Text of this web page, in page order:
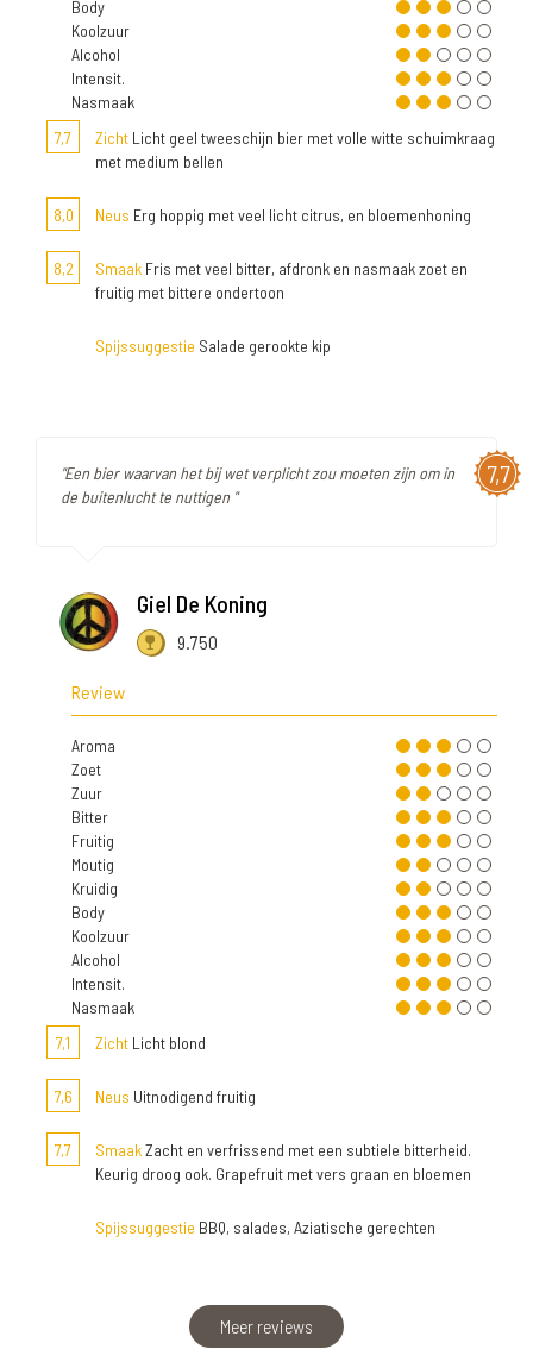
Body
Koolzuur
Alcohol
Intensit.
Nasmaak
7,7
Zicht Licht geel tweeschijn bier met volle witte schuimkraag
met medium bellen
8,0 Neus Erg hoppig met veel licht citrus, en bloemenhoning
8,2 Smaak Fris met veel bitter, afdronk en nasmaak zoet en
fruitig met bittere ondertoon
Spijssuggestie Salade gerookte kip
7,7
"Een bier waarvan het bij wet verplicht zou moeten zijn om in
de buitenlucht te nuttigen "
Giel De Koning
9.750
Review
Aroma
Zoet
Zuur
Bitter
Fruitig
Moutig
Kruidig
Body
Koolzuur
Alcohol
Intensit.
Nasmaak
7,1
Zicht Licht blond
7,6 Neus Uitnodigend fruitig
7,7 SmaakZacht en verfrissend met een subtiele bitterheid.
Keurig droog ook. Grapefruit met vers graan en bloemen
Spijssuggestie BBQ, salades, Aziatische gerechten
Meer reviews